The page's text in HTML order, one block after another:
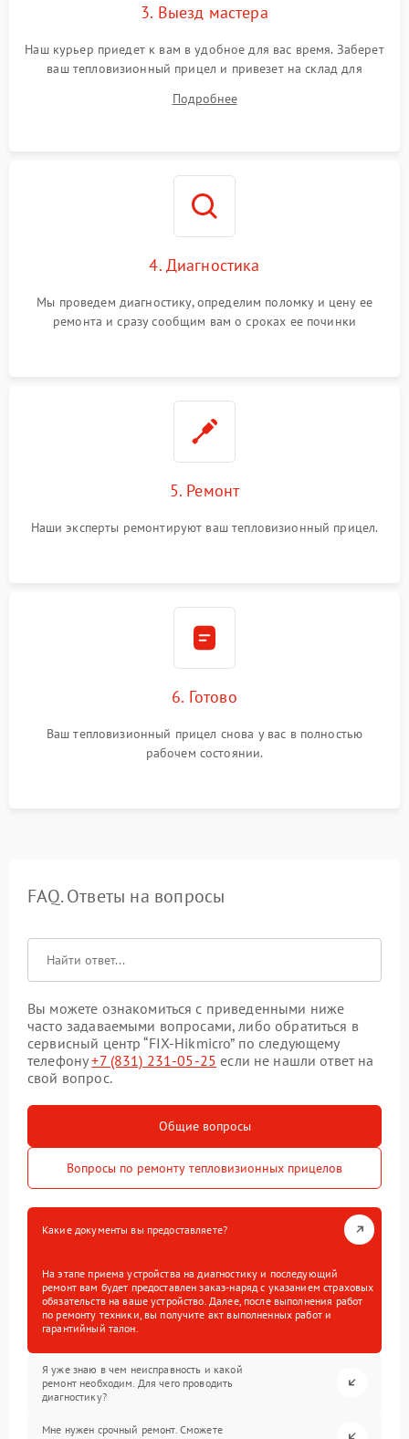
3. Выезд мастера
Наш курьер приедет к вам в удобное для вас время. Заберет
ваш тепловизионный прицел и привезет на склад для
Подробнее
4. Диагностика
Мы проведем диагностику, определим поломку и цену ее
ремонта и сразу сообщим вам о сроках ее починки
5. Ремонт
Наши эксперты ремонтируют ваш тепловизионный прицел.
6. Готово
Ваш тепловизионный прицел снова у вас в полностью
рабочем состоянии.
FAQ. Ответы на вопросы
Вы можете ознакомиться с приведенными ниже
часто задаваемыми вопросами, либо обратиться в
сервисный центр “FIX-Hikmicro” по следующему
телефону+7 (831) 231-05-25 если не нашли ответ на
свой вопрос.
Общие вопросы
Вопросы по ремонту тепловизионных прицелов
Какие документы вы предоставляете?
На этапе приема устройства на диагностику и последующий
ремонт вам будет предоставлен заказ-наряд с указанием страховых
обязательств на ваше устройство. Далее, после выполнения работ
по ремонту техники, вы получите акт выполненных работ и
гарантийный талон.
Я уже знаю в чем неисправность и какой
ремонт необходим. Для чего проводить
диагностику?
Мне нужен срочный ремонт. Сможете